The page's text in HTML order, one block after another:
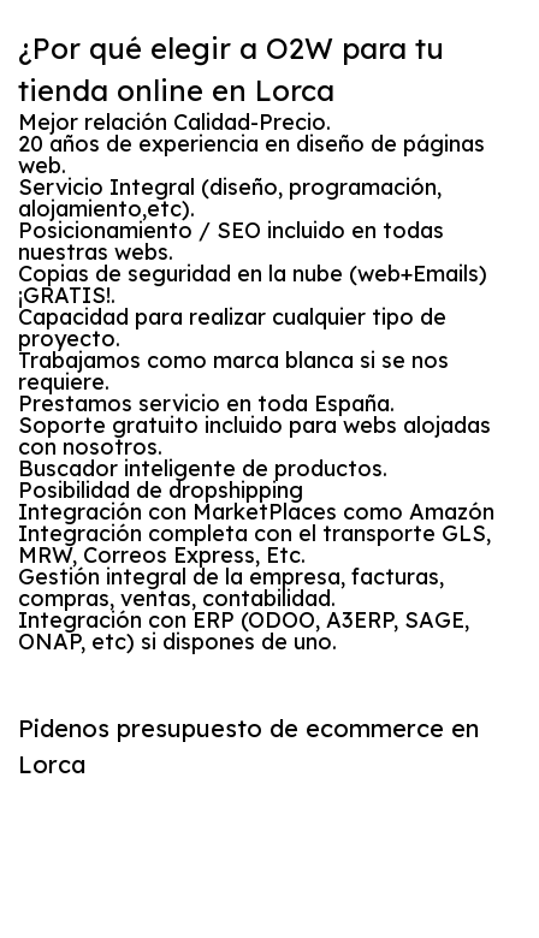
¿Por qué elegir a O2W para tu
tienda online en Lorca
Mejor relación Calidad-Precio.
20 años de experiencia en diseño de páginas
web.
Servicio Integral (diseño, programación,
alojamiento,etc).
Posicionamiento / SEO incluido en todas
nuestras webs.
Copias de seguridad en la nube (web+Emails)
¡GRATIS!.
Capacidad para realizar cualquier tipo de
proyecto.
Trabajamos como marca blanca si se nos
requiere.
Prestamos servicio en toda España.
Soporte gratuito incluido para webs alojadas
con nosotros.
Buscador inteligente de productos.
Posibilidad de dropshipping
Integración con MarketPlaces como Amazón
Integración completa con el transporte GLS,
MRW, Correos Express, Etc.
Gestión integral de la empresa, facturas,
compras, ventas, contabilidad.
Integración con ERP (ODOO, A3ERP, SAGE,
ONAP, etc) si dispones de uno.
Pidenos presupuesto de ecommerce en
Lorca